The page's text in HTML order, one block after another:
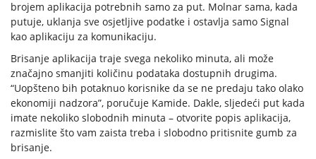
brojem aplikacija potrebnih samo za put. Molnar sama, kada
putuje, uklanja sve osjetljive podatke i ostavlja samo Signal
kao aplikaciju za komunikaciju.
Brisanje aplikacija traje svega nekoliko minuta, ali može
značajno smanjiti količinu podataka dostupnih drugima.
“Uopšteno bih potaknuo korisnike da se ne predaju tako olako
ekonomiji nadzora”, poručuje Kamide. Dakle, sljedeći put kada
imate nekoliko slobodnih minuta – otvorite popis aplikacija,
razmislite što vam zaista treba i slobodno pritisnite gumb za
brisanje.